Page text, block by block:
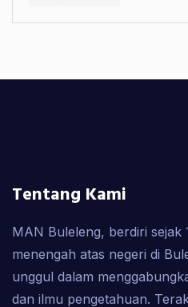
Tentang Kami
MAN Buleleng, berdiri sejak
menengah atas negeri di
unggul dalam
dan ilmu pengetahuan.